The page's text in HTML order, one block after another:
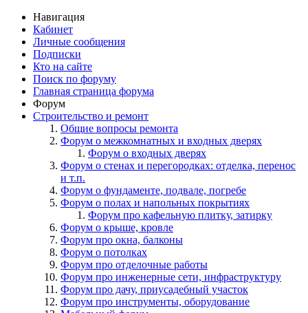
Навигация
Кабинет
Личные сообщения
Подписки
Кто на сайте
Поиск по форуму
Главная страница форума
Форум
Строительство и ремонт
Общие вопросы ремонта
Форум о межкомнатных и входных дверях
Форум о входных дверях
Форум о стенах и перегородках: отделка, перенос
и т.п.
Форум о фундаменте, подвале, погребе
Форум о полах и напольных покрытиях
Форум про кафельную плитку, затирку
Форум о крыше, кровле
Форум про окна, балконы
Форум о потолках
Форум про отделочные работы
Форум про инженерные сети, инфраструктуру
Форум про дачу, приусадебный участок
Форум про инструменты, оборудование